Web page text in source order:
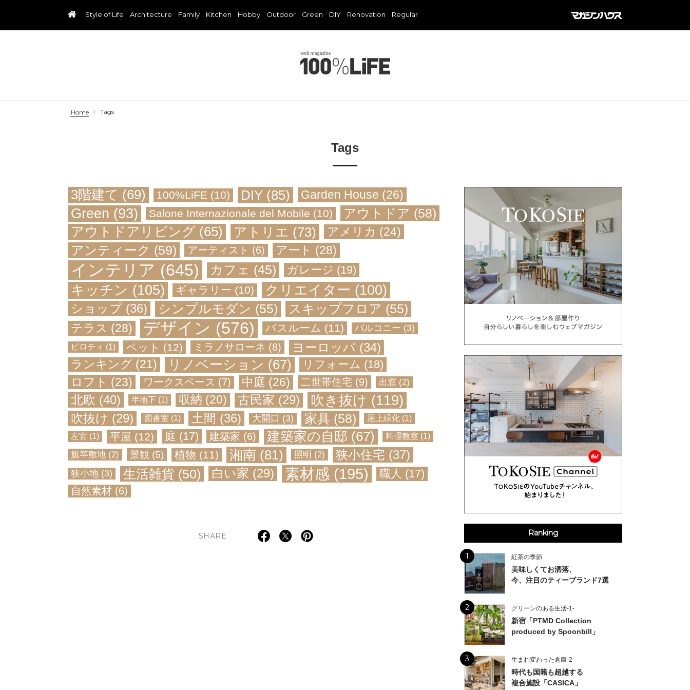
Style of Life Architecture Family Kitchen Hobby Outdoor Green DIY Renovation Regular
Home Tags
Tags
3階建て (69) 100%LiFE (10) DIY (85) Garden House (26)
Green (93) Salone Internazionale del Mobile (10) アウトドア (58)
アウトドアリビング (65) アトリエ (73) アメリカ (24)
アンティーク (59) アーティスト (6) アート (28)
インテリア (645) カフェ (45) ガレージ (19)
キッチン (105) ギャラリー (10) クリエイター (100)
ショップ (36) シンプルモダン (55) スキップフロア (55)
テラス (28) デザイン (576) バスルーム (11) バルコニー (3)
ピロティ (1) ペット (12) ミラノサローネ (8) ヨーロッパ (34)
ランキング (21) リノベーション (67) リフォーム (18)
ロフト (23) ワークスペース (7) 中庭 (26) 二世帯住宅 (9) 出窓 (2)
北欧 (40) 半地下 (1) 収納 (20) 古民家 (29) 吹き抜け (119)
吹抜け (29) 図書室 (1) 土間 (36) 大開口 (3) 家具 (58) 屋上緑化 (1)
左官 (1) 平屋 (12) 庭 (17) 建築家 (6) 建築家の自邸 (67) 料理教室 (1)
旗竿敷地 (2) 景観 (5) 植物 (11) 湘南 (81) 照明 (2) 狭小住宅 (37)
狭小地 (3) 生活雑貨 (50) 白い家 (29) 素材感 (195) 職人 (17)
自然素材 (6)
SHARE Ranking
1 紅茶の季節
美味しくてお洒落、
今、注目のティーブランド7選
2 グリーンのある生活-1-
新宿「PTMD Collection
produced by Spoonbill」
3 生まれ変わった倉庫-2-
時代も国籍も超越する
複合施設「CASICA」